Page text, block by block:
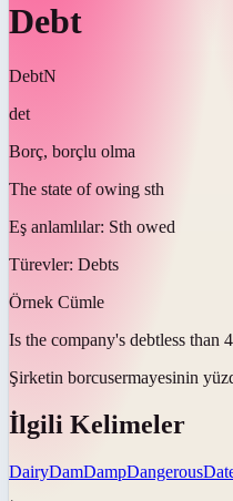
Debt
DebtN
det
Borç, borçlu olma
The state of owing sth
Eş anlamlılar: Sth owed
Türevler: Debts
Örnek Cümle
Is the company's debtless than
Şirketin borcusermayesinin
İlgili Kelimeler
DairyDamDampDangerous